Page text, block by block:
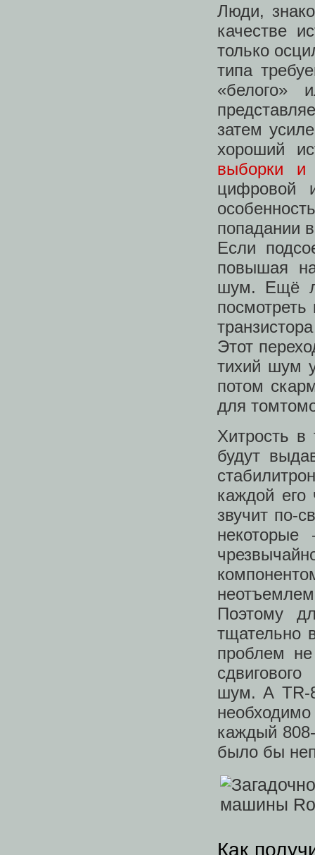
Люди,
качестве
только
типа
«белого»
затем
хороший
выборки и
цифровой
попадании
Если
повышая
шум. Ещё
Этот
тихий шум
потом
для
Хитрость в
будут
каждой его
звучит по-
Поэтому
тщательно
проблем
шум. А TR-
каждый
было бы
Как